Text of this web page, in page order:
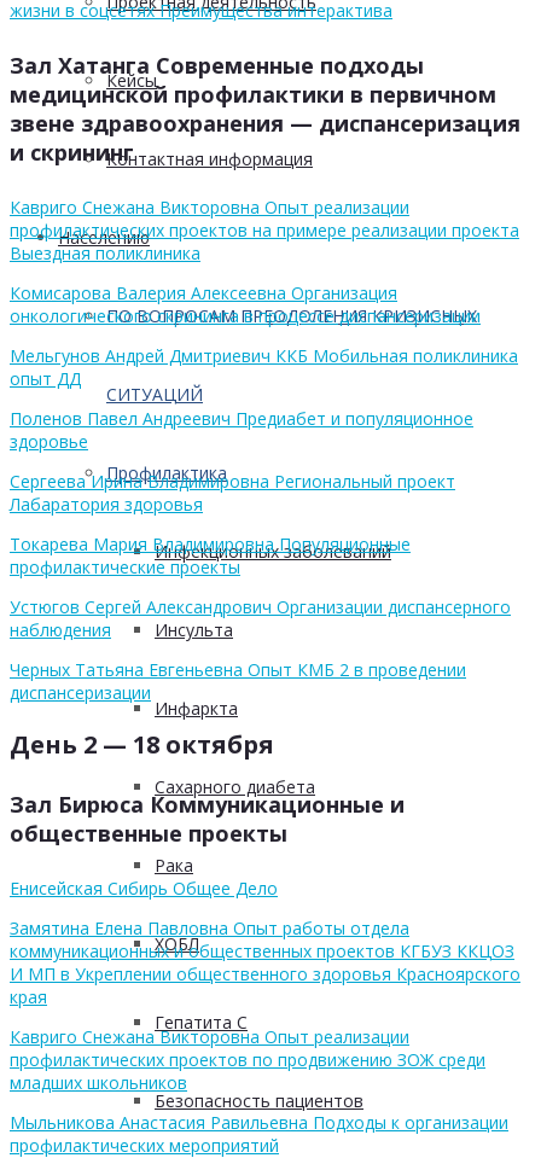
Кейсы
Контактная информация
Населению
ПО ВОПРОСАМ ПРЕОДОЛЕНИЯ КРИЗИСНЫХ
СИТУАЦИЙ
Профилактика
Инфекционных заболеваний
Инсульта
Инфаркта
Сахарного диабета
Рака
ХОБЛ
Гепатита С
Безопасность пациентов
жизни в соцсетях Преимущества интерактива
Зал Хатанга Современные подходы
медицинской профилактики в первичном
звене здравоохранения — диспансеризация
и скрининг
Кавриго Снежана Викторовна Опыт реализации
профилактических проектов на примере реализации проекта
Выездная поликлиника
Комисарова Валерия Алексеевна Организация
онкологического скрининга в процессе диспансеризации
Мельгунов Андрей Дмитриевич ККБ Мобильная поликлиника
опыт ДД
Поленов Павел Андреевич Предиабет и популяционное
здоровье
Сергеева Ирина Владимировна Региональный проект
Лабаратория здоровья
Токарева Мария Владимировна Популяционные
профилактические проекты
Устюгов Сергей Александрович Организации диспансерного
наблюдения
Черных Татьяна Евгеньевна Опыт КМБ 2 в проведении
диспансеризации
День 2 — 18 октября
Зал Бирюса Коммуникационные и
общественные проекты
Енисейская Сибирь Общее Дело
Замятина Елена Павловна Опыт работы отдела
коммуникационных и общественных проектов КГБУЗ ККЦОЗ
И МП в Укреплении общественного здоровья Красноярского
края
Кавриго Снежана Викторовна Опыт реализации
профилактических проектов по продвижению ЗОЖ среди
младших школьников
Мыльникова Анастасия Равильевна Подходы к организации
профилактических мероприятий